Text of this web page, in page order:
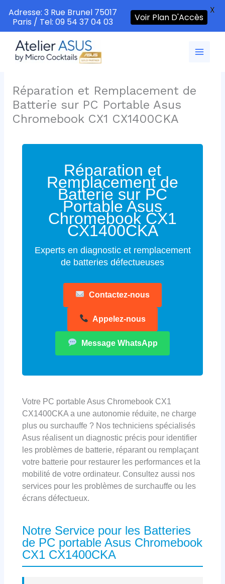
contenu
Réparation et Remplacement de
Batterie sur PC Portable Asus
Chromebook CX1 CX1400CKA
Réparation et
Remplacement de
Batterie sur PC
Portable Asus
Chromebook CX1
CX1400CKA
Experts en diagnostic et remplacement
de batteries défectueuses
Contactez-nous
Appelez-nous
Message WhatsApp
Votre PC portable Asus Chromebook CX1
CX1400CKA a une autonomie réduite, ne charge
plus ou surchauffe ? Nos techniciens spécialisés
Asus réalisent un diagnostic précis pour identifier
les problèmes de batterie, réparant ou remplaçant
votre batterie pour restaurer les performances et la
mobilité de votre ordinateur. Consultez aussi nos
services pour les problèmes de surchauffe ou les
écrans défectueux.
Notre Service pour les Batteries
de PC portable Asus Chromebook
CX1 CX1400CKA
Adresse: 3 Rue Brunel 75017
Paris / Tel: 09 54 37 04 03
Voir Plan D'Accès
X